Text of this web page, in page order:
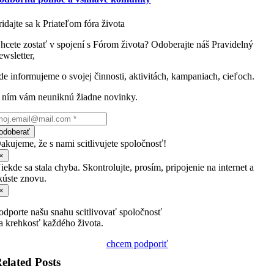
sa k Priateľom fóra života
zostať v spojení s Fórom života? Odoberajte náš Pravidelný
informujeme o svojej činnosti, aktivitách, kampaniach, cieľoch.
ním vám neuniknú žiadne novinky.
že s nami scitlivujete spoločnosť!
sa stala chyba. Skontrolujte, prosím, pripojenie na internet a
znovu.
našu snahu scitlivovať spoločnosť
krehkosť každého života.
chcem podporiť
Posts